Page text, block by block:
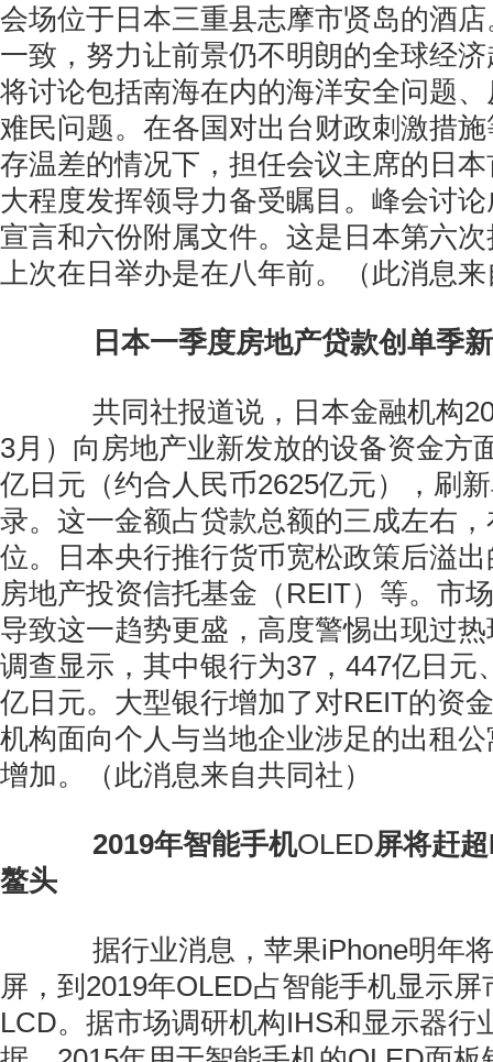
会场位于日本三重县志摩市贤岛的酒
一致，努力让前景仍不明朗的全球经
将讨论包括南海在内的海洋安全问题
难民问题。在各国对出台财政刺激措
存温差的情况下，担任会议主席的日
大程度发挥领导力备受瞩目。峰会讨
宣言和六份附属文件。这是日本第六
上次在日举办是在八年前。（此消息
日本一季度房地产贷款创单季
共同社报道说，日本金融机构
3月）向房地产业新发放的设备资金方
亿日元（约合人民币2625亿元），刷
录。这一金额占贷款总额的三成左右
位。日本央行推行货币宽松政策后溢
房地产投资信托基金（REIT）等。市
导致这一趋势更盛，高度警惕出现过
调查显示，其中银行为37，447亿日元
亿日元。大型银行增加了对REIT的资
机构面向个人与当地企业涉足的出租
增加。（此消息来自共同社）
2019年智能手机OLED屏将赶
鳌头
据行业消息，苹果iPhone明年将
屏，到2019年OLED占智能手机显示
LCD。据市场调研机构IHS和显示器行